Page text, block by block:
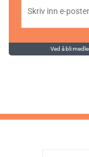
Ved å bli